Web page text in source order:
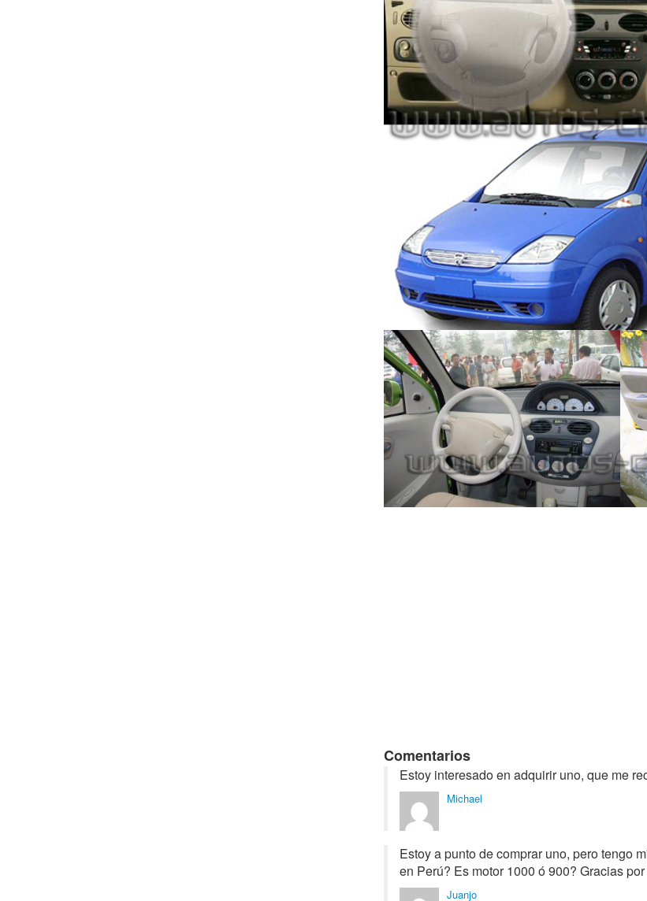
Comentarios
Estoy interesado en adquirir uno, que me
Michael
Estoy a punto de comprar uno, pero tengo
en Perú? Es motor 1000 ó 900? Gracias
Juanjo